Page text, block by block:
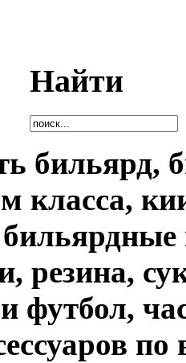
Найти
бильярд,
класса,
бильярдные
резина,
футбол,